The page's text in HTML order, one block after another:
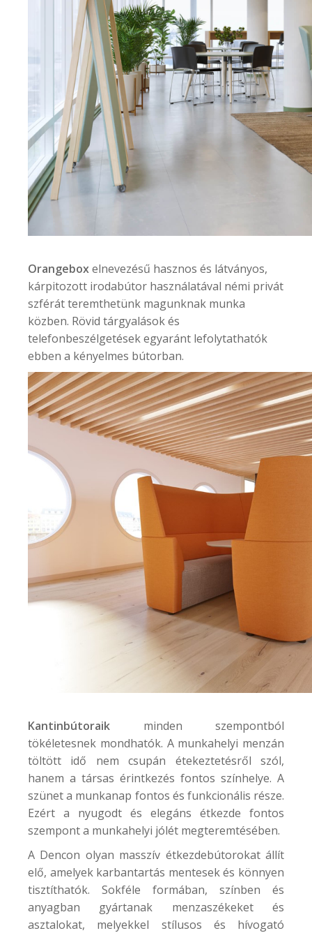
Orangeboxelnevezésű hasznos és látványos,
kárpitozott irodabútor használatával némi privát
szférát teremthetünk magunknak munka
közben. Rövid tárgyalások és
telefonbeszélgetések egyaránt lefolytathatók
ebben a kényelmes bútorban.
Kantinbútoraik minden szempontból
tökéletesnek mondhatók. A munkahelyi menzán
töltött idő nem csupán étekeztetésről szól,
hanem a társas érintkezés fontos színhelye. A
szünet a munkanap fontos és funkcionális része.
Ezért a nyugodt és elegáns étkezde fontos
szempont a munkahelyi jólét megteremtésében.
A Dencon olyan masszív étkezdebútorokat állít
elő, amelyek karbantartás mentesek és könnyen
tisztíthatók. Sokféle formában, színben és
anyagban gyártanak menzaszékeket és
asztalokat, melyekkel stílusos és hívogató